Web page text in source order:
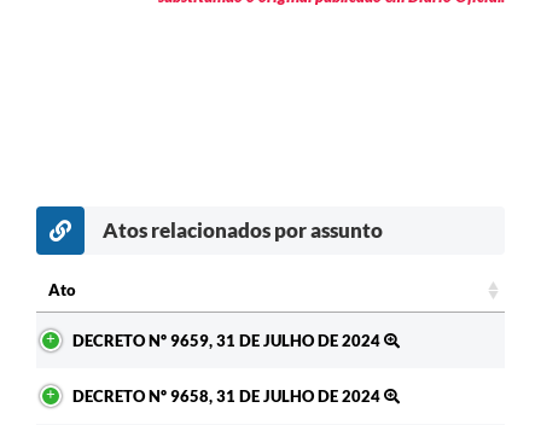
Atos relacionados por assunto
Ato
DECRETO Nº 9659, 31 DE JULHO DE 2024
DECRETO Nº 9658, 31 DE JULHO DE 2024